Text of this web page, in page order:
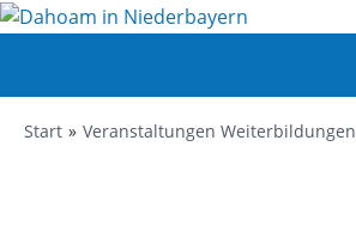
Start Veranstaltungen Weiterbildungen